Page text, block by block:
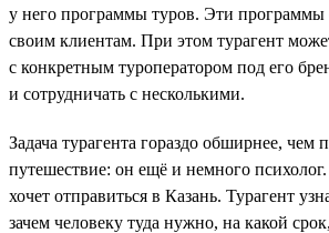
у него программы туров. Эти программы
своим клиентам. При этом турагент
с конкретным туроператором под его
и сотрудничать с несколькими.
Задача турагента гораздо обширнее, чем
путешествие: он ещё и немного
хочет отправиться в Казань. Турагент
зачем человеку туда нужно, на какой